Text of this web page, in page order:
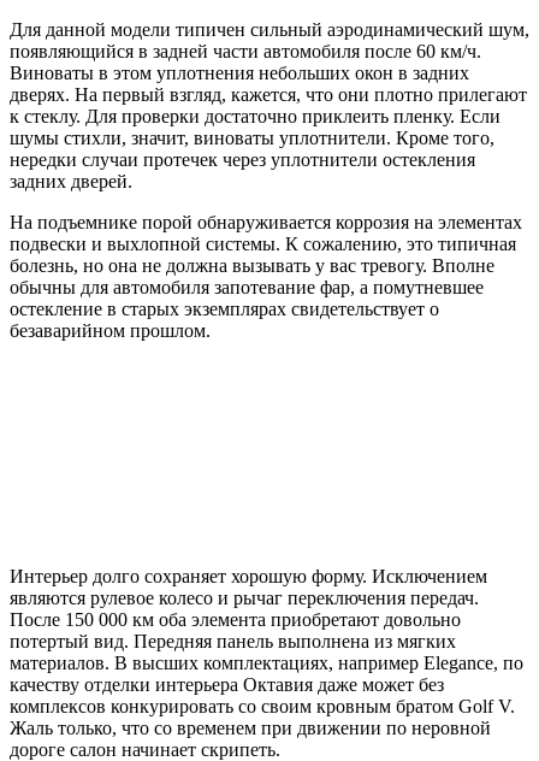
Для данной модели типичен сильный аэродинамический шум,
появляющийся в задней части автомобиля после 60 км/ч.
Виноваты в этом уплотнения небольших окон в задних
дверях. На первый взгляд, кажется, что они плотно прилегают
к стеклу. Для проверки достаточно приклеить пленку. Если
шумы стихли, значит, виноваты уплотнители. Кроме того,
нередки случаи протечек через уплотнители остекления
задних дверей.
На подъемнике порой обнаруживается коррозия на элементах
подвески и выхлопной системы. К сожалению, это типичная
болезнь, но она не должна вызывать у вас тревогу. Вполне
обычны для автомобиля запотевание фар, а помутневшее
остекление в старых экземплярах свидетельствует о
безаварийном прошлом.
Интерьер долго сохраняет хорошую форму. Исключением
являются рулевое колесо и рычаг переключения передач.
После 150 000 км оба элемента приобретают довольно
потертый вид. Передняя панель выполнена из мягких
материалов. В высших комплектациях, например Elegance, по
качеству отделки интерьера Октавия даже может без
комплексов конкурировать со своим кровным братом Golf V.
Жаль только, что со временем при движении по неровной
дороге салон начинает скрипеть.